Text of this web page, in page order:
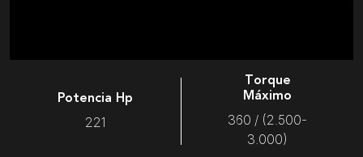
Potencia Hp
221
Torque
Máximo
360 / (2.500-
3.000)